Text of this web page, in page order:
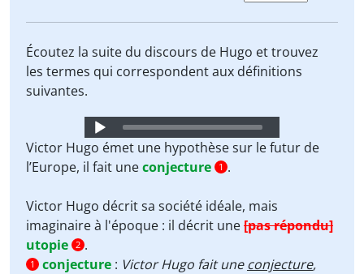
Écoutez la suite du discours de Hugo et trouvez
les termes qui correspondent aux définitions
suivantes.
Audio
Player
Victor Hugo émet une hypothèse sur le futur de
l’Europe, il fait uneconjecture 1 .
Victor Hugo décrit sa société idéale, mais
imaginaire à l'époque : il décrit une[pas répondu]
utopie 2 .
1 conjecture : Victor Hugo fait uneconjecture,